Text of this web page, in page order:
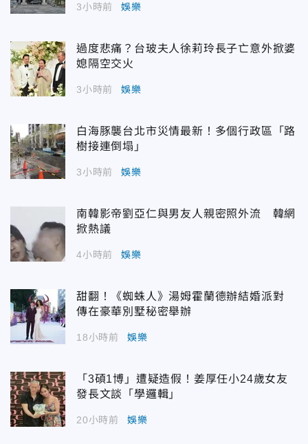
3小時前 娛樂
過度悲痛？台玻夫人徐莉玲長子亡意外掀婆
媳隔空交火
3小時前 娛樂
白海豚襲台北市災情最新！多個行政區「路
樹接連倒塌」
3小時前 娛樂
南韓影帝劉亞仁與男友人親密照外流 韓網
掀熱議
4小時前 娛樂
甜翻！《蜘蛛人》湯姆霍蘭德辦結婚派對
傳在豪華別墅秘密舉辦
18小時前 娛樂
「3碩1博」遭疑造假！姜厚任小24歲女友
發長文談「學邏輯」
20小時前 娛樂